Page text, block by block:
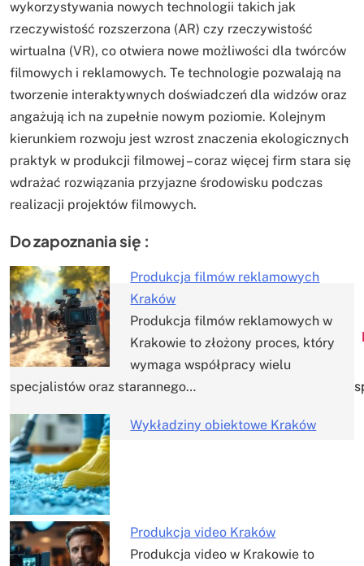
wykorzystywania nowych technologii takich jak
rzeczywistość rozszerzona (AR) czy rzeczywistość
wirtualna (VR), co otwiera nowe możliwości dla twórców
filmowych i reklamowych. Te technologie pozwalają na
tworzenie interaktywnych doświadczeń dla widzów oraz
angażują ich na zupełnie nowym poziomie. Kolejnym
kierunkiem rozwoju jest wzrost znaczenia ekologicznych
praktyk w produkcji filmowej – coraz więcej firm stara się
wdrażać rozwiązania przyjazne środowisku podczas
realizacji projektów filmowych.
Do zapoznania się :
Produkcja filmów reklamowych
Kraków
Produkcja filmów reklamowych w
Krakowie to złożony proces, który
wymaga współpracy wielu
specjalistów oraz starannego…
Wykładziny obiektowe Kraków
Produkcja video Kraków
Produkcja video w Krakowie to
Nawigacja
wpisu